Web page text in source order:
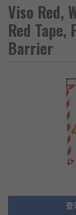
Viso Red,
Red
Barrier